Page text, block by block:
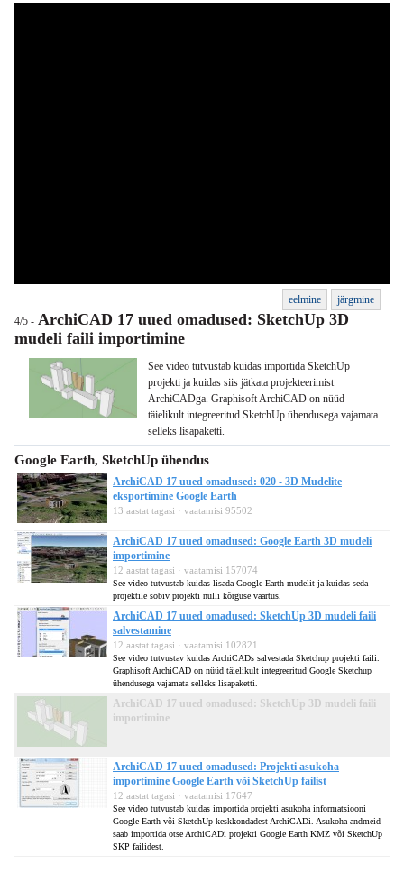
eelmine
järgmine
4/5 - ArchiCAD 17 uued omadused: SketchUp 3D
mudeli faili importimine
See video tutvustab kuidas importida SketchUp
projekti ja kuidas siis jätkata projekteerimist
ArchiCADga. Graphisoft ArchiCAD on nüüd
täielikult integreeritud SketchUp ühendusega vajamata
selleks lisapaketti.
Google Earth, SketchUp ühendus
ArchiCAD 17 uued omadused: 020 - 3D Mudelite
eksportimine Google Earth
13 aastat tagasi · vaatamisi 95502
ArchiCAD 17 uued omadused: Google Earth 3D mudeli
importimine
12 aastat tagasi · vaatamisi 157074
See video tutvustab kuidas lisada Google Earth mudelit ja kuidas seda
projektile sobiv projekti nulli kõrguse väärtus.
ArchiCAD 17 uued omadused: SketchUp 3D mudeli faili
salvestamine
12 aastat tagasi · vaatamisi 102821
See video tutvustav kuidas ArchiCADs salvestada Sketchup projekti faili.
Graphisoft ArchiCAD on nüüd täielikult integreeritud Google Sketchup
ühendusega vajamata selleks lisapaketti.
ArchiCAD 17 uued omadused: SketchUp 3D mudeli faili
importimine
ArchiCAD 17 uued omadused: Projekti asukoha
importimine Google Earth või SketchUp failist
12 aastat tagasi · vaatamisi 17647
See video tutvustab kuidas importida projekti asukoha informatsiooni
Google Earth või SketchUp keskkondadest ArchiCADi. Asukoha andmeid
saab importida otse ArchiCADi projekti Google Earth KMZ või SketchUp
SKP failidest.